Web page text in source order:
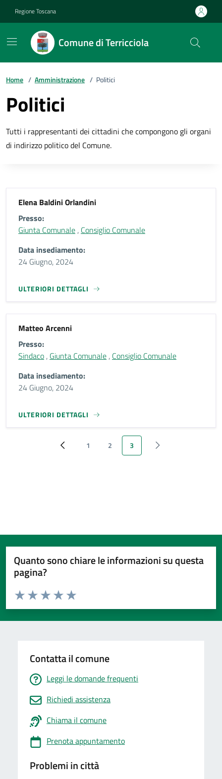
Regione Toscana
Comune di Terricciola
Home / Amministrazione / Politici
Politici
Tutti i rappresentanti dei cittadini che compongono gli organi
di indirizzo politico del Comune.
Elena Baldini Orlandini
Presso:
Giunta Comunale , Consiglio Comunale
Data insediamento:
24 Giugno, 2024
ULTERIORI DETTAGLI
Matteo Arcenni
Presso:
Sindaco , Giunta Comunale , Consiglio Comunale
Data insediamento:
24 Giugno, 2024
ULTERIORI DETTAGLI
‹‹ Page
1 Page
2 Pagina attuale
3 ‹ Next
Quanto sono chiare le informazioni su questa
pagina?
Valuta da 1 a 5 stelle la pagina
Valuta 5 stelle su 5
Valuta 4 stelle su 5
Valuta 3 stelle su 5
Valuta 2 stelle su 5
Valuta 1 stelle su 5
Contatta il comune
Leggi le domande frequenti
Richiedi assistenza
Chiama il comune
Prenota appuntamento
Problemi in città